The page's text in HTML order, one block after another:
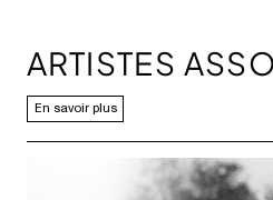
ARTISTES
En savoir plus